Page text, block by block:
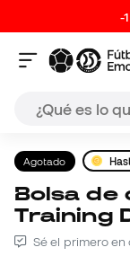
-
Agotado
Bolsa de deporte adidas
Training
Sé el primero en